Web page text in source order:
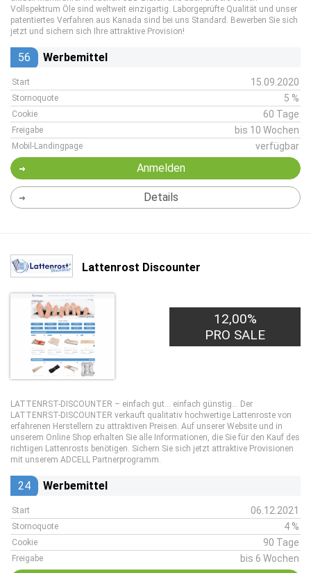
Vollspektrum Öle sind weltweit einzigartig. Laborgeprüfte Qualität und unser
patentiertes Verfahren aus Kanada sind bei uns Standard. Bewerben Sie sich
jetzt und sichern sich Ihre attraktive Provision!
56 Werbemittel
Start 15.09.2020
Stornoquote 5 %
Cookie 60 Tage
Freigabe bis 10 Wochen
Mobil-Landingpage verfügbar
Anmelden
Details
Lattenrost Discounter
12,00%
PRO SALE
LATTENRST-DISCOUNTER – einfach gut... einfach günstig... Der
LATTENRST-DISCOUNTER verkauft qualitativ hochwertige Lattenroste von
erfahrenen Herstellern zu attraktiven Preisen. Auf unserer Website und in
unserem Online Shop erhalten Sie alle Informationen, die Sie für den Kauf des
richtigen Lattenrosts benötigen. Sichern Sie sich jetzt attraktive Provisionen
mit unserem ADCELL Partnerprogramm.
24 Werbemittel
Start 06.12.2021
Stornoquote 4 %
Cookie 90 Tage
Freigabe bis 6 Wochen